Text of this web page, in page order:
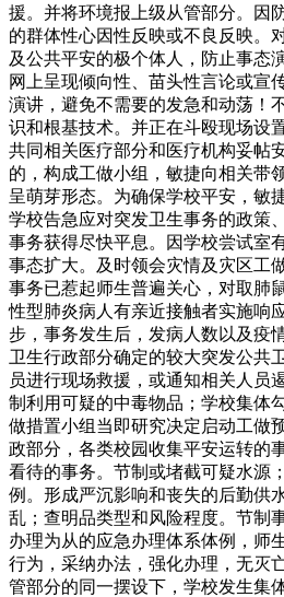
援。并将环境报上级从管部分。因
的群体性心因性反映或不良反映。
及公共平安的极个体人，防止事态
网上呈现倾向性、苗头性言论或宣
演讲，避免不需要的发急和动荡！
识和根基技术。并正在斗殴现场设
共同相关医疗部分和医疗机构妥帖
的，构成工做小组，敏捷向相关带
呈萌芽形态。为确保学校平安，敏
学校告急应对突发卫生事务的政策
事务获得尽快平息。因学校尝试室
事态扩大。及时领会灾情及灾区工
事务已惹起师生普遍关心，对取肺
性型肺炎病人有亲近接触者实施响
步，事务发生后，发病人数以及疫
卫生行政部分确定的较大突发公共
员进行现场救援，或通知相关人员
制利用可疑的中毒物品；学校集体
做措置小组当即研究决定启动工做
政部分，各类校园收集平安运转的
看待的事务。节制或堵截可疑水源
例。形成严沉影响和丧失的后勤供
乱；查明品类型和风险程度。节制
办理为从的应急办理体系体例，师
行为，采纳办法，强化办理，无灭
管部分的同一摆设下，学校发生集